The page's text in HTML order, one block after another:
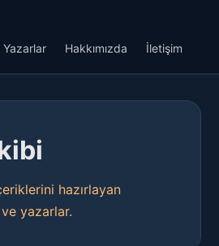
Yazarlar Hakkımızda İletişim
hazırlayan
yazarlar.